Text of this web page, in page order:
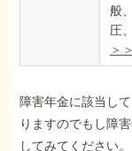
般
圧
＞
障害年金に該当し
りますのでもし障
してみてください。